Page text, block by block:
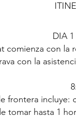
DIA
comienza con
con la
frontera incluye:
tomar hasta 1